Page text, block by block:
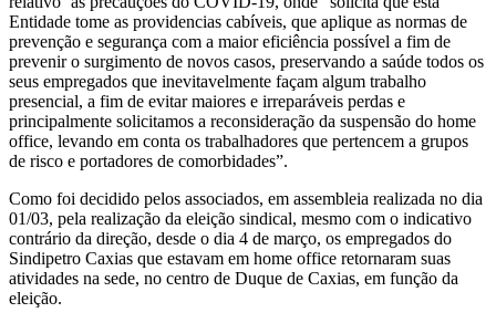
Entidade tome as providencias cabíveis, que aplique as normas de
prevenção e segurança com a maior eficiência possível a fim de
prevenir o surgimento de novos casos, preservando a saúde todos os
seus empregados que inevitavelmente façam algum trabalho
presencial, a fim de evitar maiores e irreparáveis perdas e
principalmente solicitamos a reconsideração da suspensão do home
office, levando em conta os trabalhadores que pertencem a grupos
de risco e portadores de comorbidades”.
Como foi decidido pelos associados, em assembleia realizada no dia
01/03, pela realização da eleição sindical, mesmo com o indicativo
contrário da direção, desde o dia 4 de março, os empregados do
Sindipetro Caxias que estavam em home office retornaram suas
atividades na sede, no centro de Duque de Caxias, em função da
eleição.